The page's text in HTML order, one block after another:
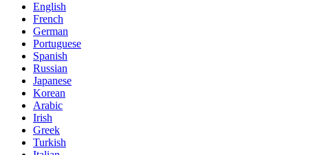
English
French
German
Portuguese
Spanish
Russian
Japanese
Korean
Arabic
Irish
Greek
Turkish